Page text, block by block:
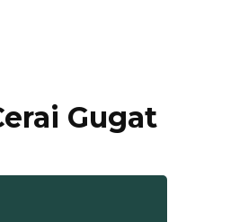
Gugat